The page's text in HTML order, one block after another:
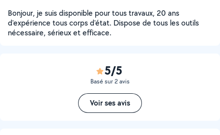
Bonjour, je suis disponible pour tous travaux, 20 ans
d'expérience tous corps d'état. Dispose de tous les outils
nécessaire, sérieux et efficace.
5/5
Basé sur 2 avis
Voir ses avis